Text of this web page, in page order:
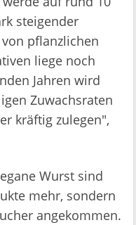
steigender
pflanzlichen
liege noch
Jahren wird
Zuwachsraten
kräftig zulegen",
Wurst sind
mehr, sondern
angekommen.